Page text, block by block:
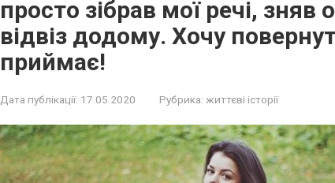
просто зібрав мої речі, зняв
відвіз додому. Хочу
приймає!
Дата публікації: 17.05.2020 Рубрика: життєві історії